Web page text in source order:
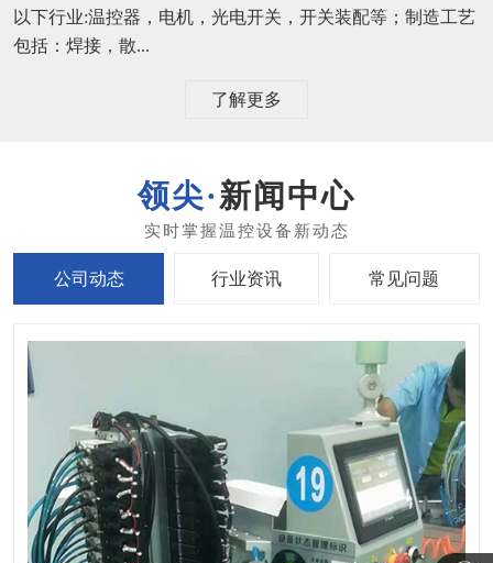
以下行业:温控器，电机，光电开关，开关装配等；制造工艺
包括：焊接，散...
了解更多
新闻中心
公司动态 行业资讯 常见问题